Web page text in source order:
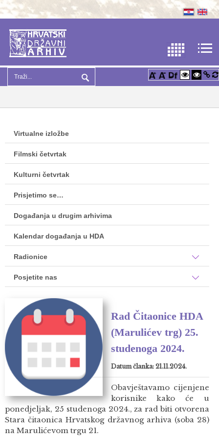
Virtualne izložbe
Filmski četvrtak
Kulturni četvrtak
Prisjetimo se…
Događanja u drugim arhivima
Kalendar događanja u HDA
Radionice
Posjetite nas
Rad Čitaonice HDA
(Marulićev trg) 25.
studenoga 2024.
Datum članka: 21.11.2024.
Obavještavamo cijenjene
korisnike kako će u
ponedjeljak, 25 studenoga 2024., za rad biti otvorena
Stara čitaonica Hrvatskog državnog arhiva (soba 28)
na Marulićevom trgu 21.